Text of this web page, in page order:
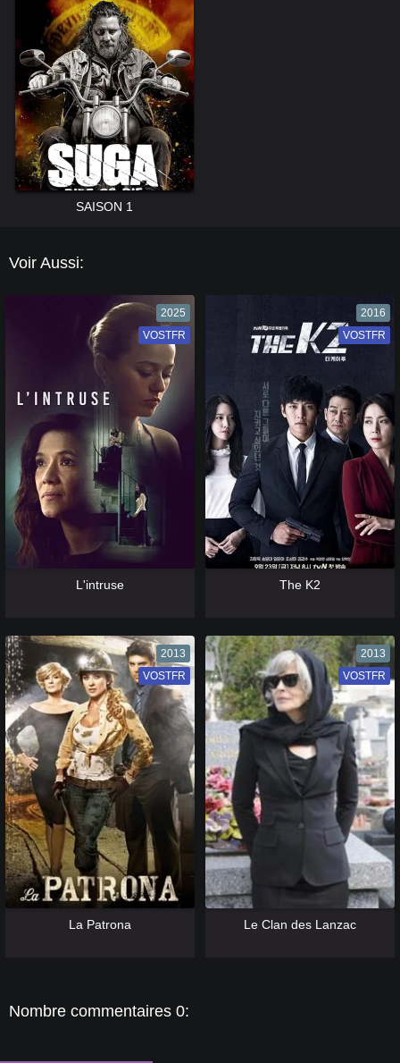
SAISON 1
Voir Aussi:
2025
VF
VOSTFR
L'intruse
2016
VF
VOSTFR
The K2
2013
VF
VOSTFR
La Patrona
2013
VF
VOSTFR
Le Clan des Lanzac
Nombre commentaires 0: